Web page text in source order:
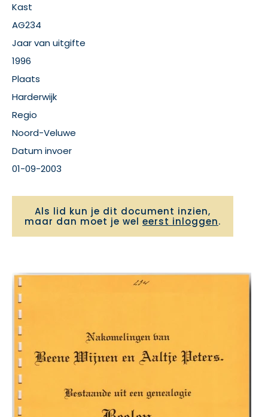
Kast
AG234
Jaar van uitgifte
1996
Plaats
Harderwijk
Regio
Noord-Veluwe
Datum invoer
01-09-2003
Als lid kun je dit document inzien,
maar dan moet je wel eerst inloggen.